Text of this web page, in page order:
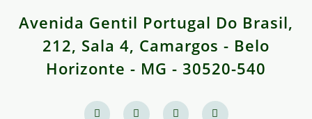
Avenida Gentil Portugal Do Brasil,
212, Sala 4, Camargos - Belo
Horizonte - MG - 30520-540